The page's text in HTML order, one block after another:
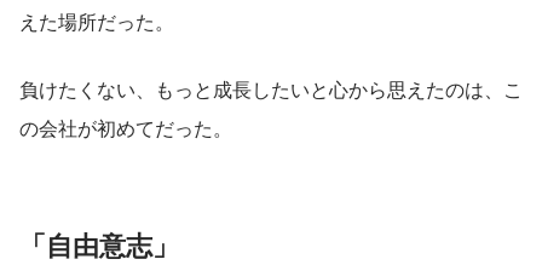
えた場所だった。
負けたくない、もっと成長したいと心から思えたのは、こ
の会社が初めてだった。
「自由意志」